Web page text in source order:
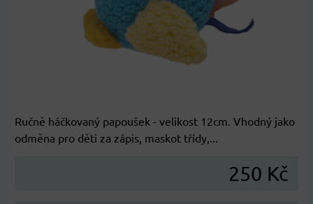
Ručně háčkovaný papoušek - velikost 12cm. Vhodný jako
odměna pro děti za zápis, maskot třídy,...
250 Kč